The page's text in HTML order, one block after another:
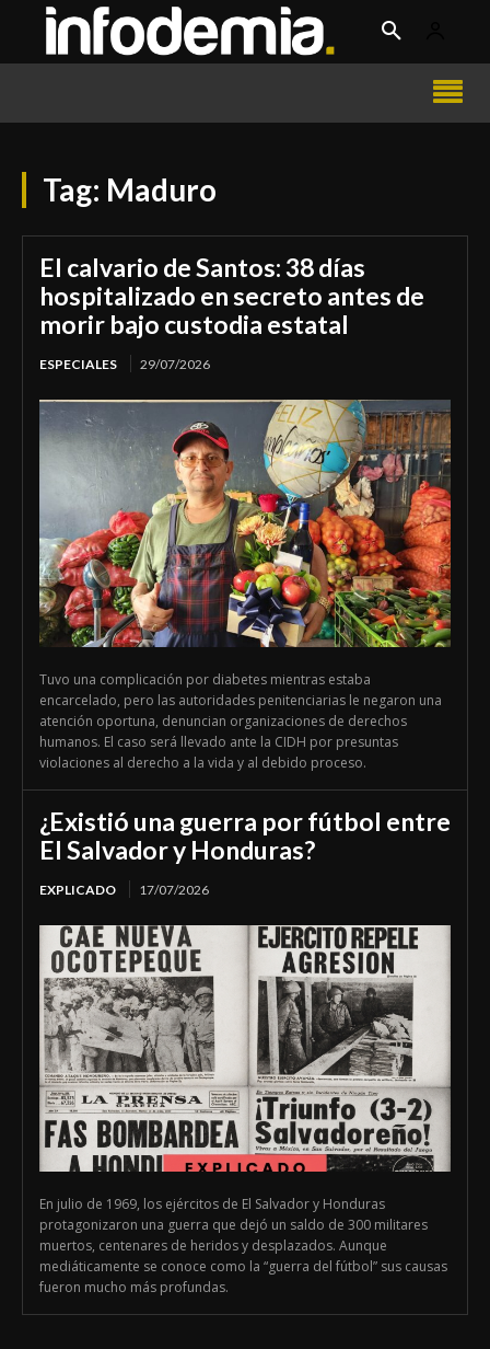
Tag: Maduro
El calvario de Santos: 38 días
hospitalizado en secreto antes de
morir bajo custodia estatal
ESPECIALES 29/07/2026
Tuvo una complicación por diabetes mientras estaba
encarcelado, pero las autoridades penitenciarias le negaron una
atención oportuna, denuncian organizaciones de derechos
humanos. El caso será llevado ante la CIDH por presuntas
violaciones al derecho a la vida y al debido proceso.
¿Existió una guerra por fútbol entre
El Salvador y Honduras?
EXPLICADO 17/07/2026
En julio de 1969, los ejércitos de El Salvador y Honduras
protagonizaron una guerra que dejó un saldo de 300 militares
muertos, centenares de heridos y desplazados. Aunque
mediáticamente se conoce como la “guerra del fútbol” sus causas
fueron mucho más profundas.